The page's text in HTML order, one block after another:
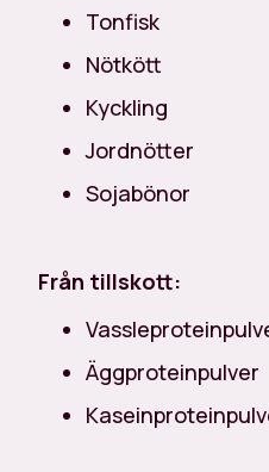
Tonfisk
Nötkött
Kyckling
Jordnötter
Sojabönor
Från tillskott:
Äggproteinpulver